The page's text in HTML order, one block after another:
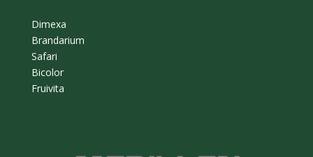
Dimexa
Brandarium
Safari
Bicolor
Fruivita